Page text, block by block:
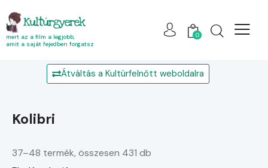
Kultúrgyerek
mert az a film a legjobb,
amit a saját fejedben forgatsz
0
Átváltás a Kultúrfelnőtt weboldalra
Kolibri
37–48 termék, összesen 431 db